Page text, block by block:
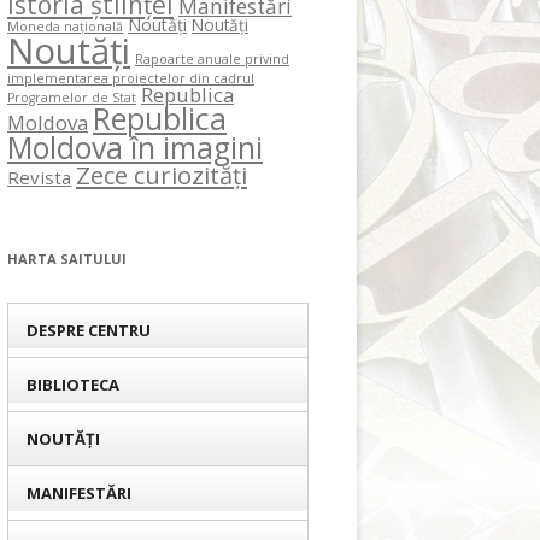
Manifestări
Moneda națională Noutăți Noutăți
Noutăți Rapoarte anuale privind
implementarea proiectelor din cadrul
Programelor de Stat Republica
Moldova Republica
Moldova în imagini
Revista Zece curiozități
HARTA SAITULUI
DESPRE CENTRU
BIBLIOTECA
NOUTĂȚI
MANIFESTĂRI